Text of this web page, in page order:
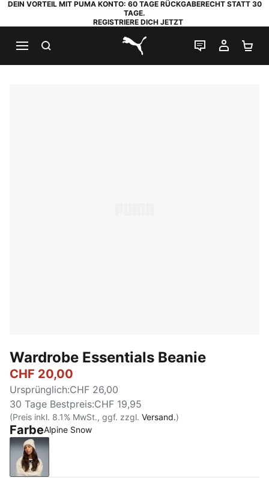
DEIN VORTEIL MIT PUMA KONTO: 60 TAGE RÜCKGABERECHT STATT 30
TAGE.
REGISTRIERE DICH JETZT
PUMA.com
LIVE-CHAT
MEIN
Wardrobe Essentials Beanie
CHF 20,00
Ursprünglich:CHF 26,00
30 Tage Bestpreis:CHF 19,95
(Preis inkl. 8.1% MwSt., ggf. zzgl. Versand.)
FarbeAlpine Snow
Alpine Snow